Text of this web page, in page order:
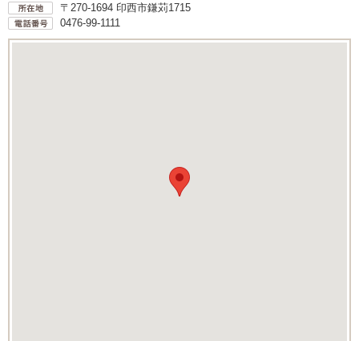
〒270-1694 印西市鎌苅1715
0476-99-1111